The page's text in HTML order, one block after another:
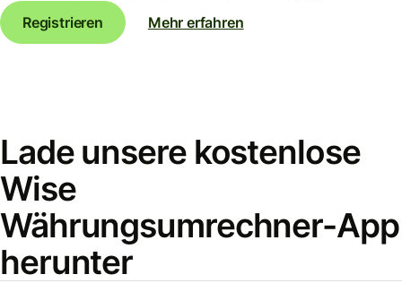
Registrieren
Mehr erfahren
Lade unsere kostenlose
Wise
Währungsumrechner-App
herunter